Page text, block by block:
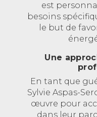
est
besoins
le but de
Une
En tant que
Sylvie Aspas-
œuvre pour
dans leur